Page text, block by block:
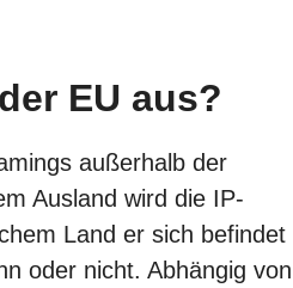
EU aus?
außerhalb der
Ausland wird die IP-
Land er sich befindet
oder nicht. Abhängig von